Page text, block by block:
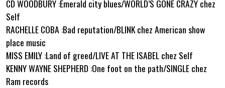
CD WOODBURY :Emerald city blues/WORLD’S GONE CRAZY chez
Self
RACHELLE COBA :Bad reputation/BLINK chez American show
place music
MISS EMILY :Land of greed/LIVE AT THE ISABEL chez Self
KENNY WAYNE SHEPHERD :One foot on the path/SINGLE chez
Ram records